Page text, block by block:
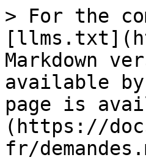
> For the
Markdown
available
page is
(https://
fr/